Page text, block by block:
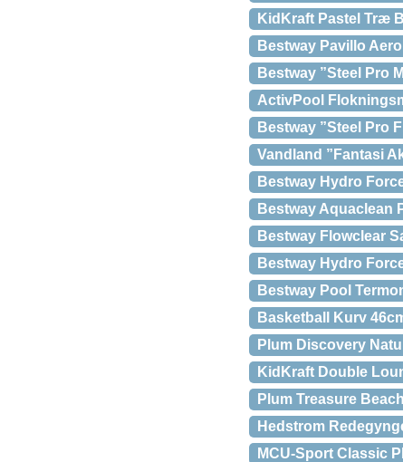
KidKraft Pastel Træ
Bestway Pavillo
Bestway ”Steel Pro
ActivPool
Bestway ”Steel Pro
Vandland ”Fantasi
Bestway Hydro
Bestway Aquaclean
Bestway Flowclear
Bestway Hydro
Bestway Pool
Basketball Kurv
Plum Discovery
KidKraft Double
Plum Treasure
Hedstrom
MCU-Sport Classic